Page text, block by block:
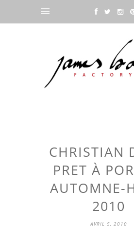
CHRISTIAN
PRET À
AUTOMNE-
2010
AVRIL 5, 2010